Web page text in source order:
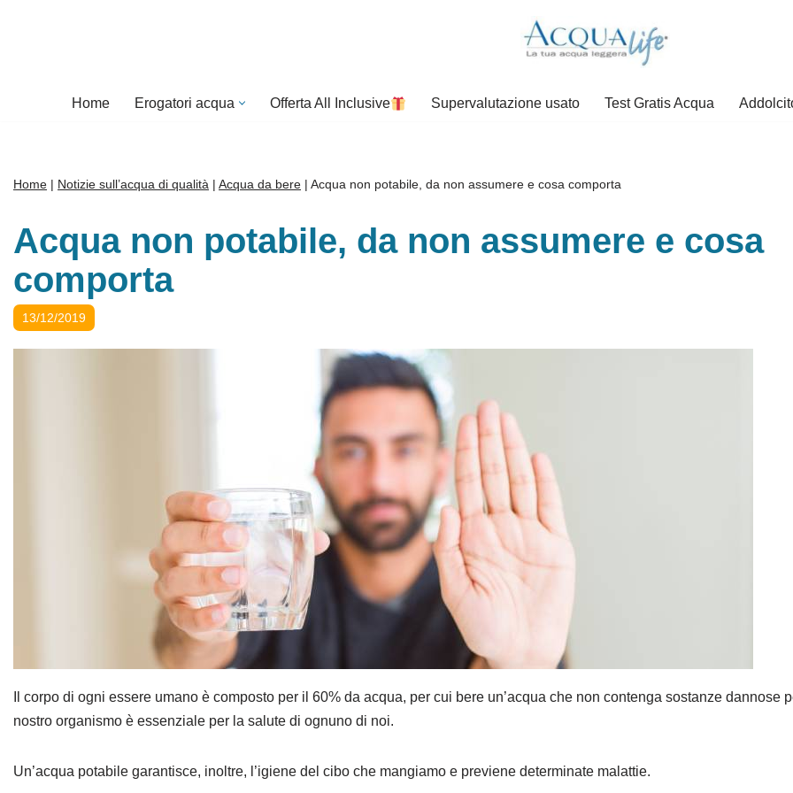
contenutoHome Erogatori acqua Offerta All Inclusive Supervalutazione usato Test Gratis Acqua
Home | Notizie sull’acqua di qualità | Acqua da bere | Acqua non potabile, da non assumere e cosa comporta
Acqua non potabile, da non assumere e cosa
comporta
13/12/2019
Il corpo di ogni essere umano è composto per il 60% da acqua, per cui bere un’acqua che non contenga sostanze dannose
nostro organismo è essenziale per la salute di ognuno di noi.
Un’acqua potabile garantisce, inoltre, l’igiene del cibo che mangiamo e previene determinate malattie.